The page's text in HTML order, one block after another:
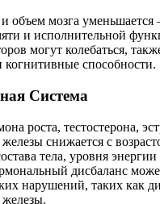
объем мозга
и исполнительной
могут колебаться,
когнитивные способности.
Система
роста, тестостерона,
снижается с
тела, уровня энергии
дисбаланс
нарушений, таких как